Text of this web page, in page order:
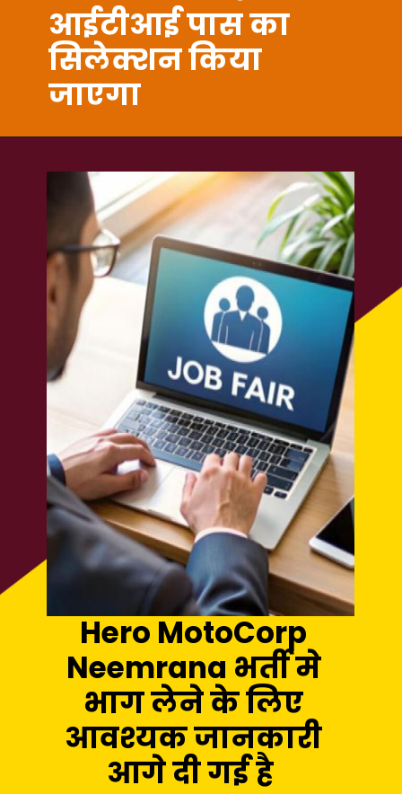
आईटीआई पास का
सिलेक्शन किया
जाएगा
Hero MotoCorp
Neemrana भर्ती मे
भाग लेने के लिए
आवश्यक जानकारी
आगे दी गई है